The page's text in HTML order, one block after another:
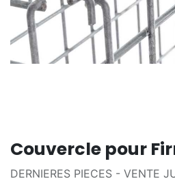
Couvercle pour
DERNIERES PIECES - VENTE